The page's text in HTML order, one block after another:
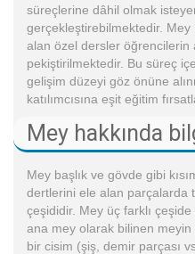
süreçlerine dâhil olmak
gerçekleştirebilmektedir.
alan özel dersler öğrencilerin
pekiştirilmektedir. Bu süreç
gelişim düzeyi göz önüne
katılımcısına eşit eğitim
Mey hakkında
Mey başlık ve gövde gibi
dertlerini ele alan parçalarda
çeşididir. Mey üç farklı
ana mey olarak bilinen meyin
bir cisim (şiş, demir parçası